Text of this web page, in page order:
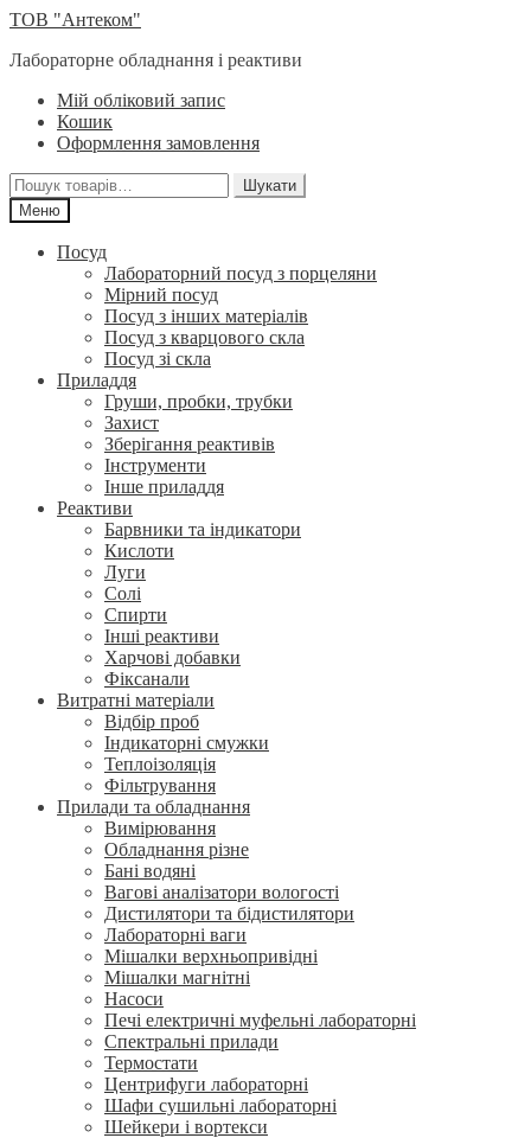
Перейти
навігації
Перейти
вмісту
ТОВ "Антеком"
Лабораторне обладнання і реактиви
Мій обліковий запис
Кошик
Оформлення замовлення
Шукати:
Шукати
Меню
Посуд
Лабораторний посуд з порцеляни
Мірний посуд
Посуд з інших матеріалів
Посуд з кварцового скла
Посуд зі скла
Приладдя
Груши, пробки, трубки
Захист
Зберігання реактивів
Інструменти
Інше приладдя
Реактиви
Барвники та індикатори
Кислоти
Луги
Солі
Спирти
Інші реактиви
Харчові добавки
Фіксанали
Витратні матеріали
Відбір проб
Індикаторні смужки
Теплоізоляція
Фільтрування
Прилади та обладнання
Вимірювання
Обладнання різне
Бані водяні
Вагові аналізатори вологості
Дистилятори та бідистилятори
Лабораторні ваги
Мішалки верхньопривідні
Мішалки магнітні
Насоси
Печі електричні муфельні лабораторні
Спектральні прилади
Термостати
Центрифуги лабораторні
Шафи сушильні лабораторні
Шейкери і вортекси